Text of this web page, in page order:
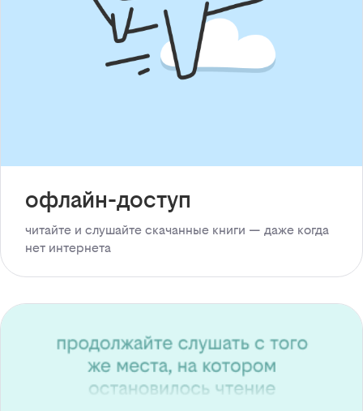
офлайн-доступ
читайте и слушайте скачанные книги — даже когда
нет интернета